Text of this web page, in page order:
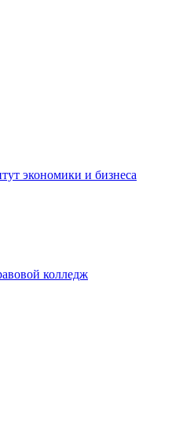
экономики и бизнеса
колледж